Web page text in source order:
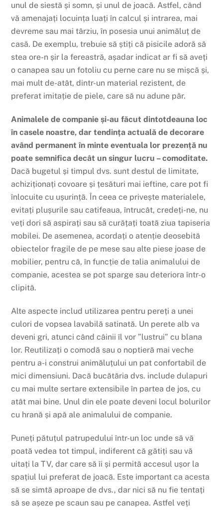
unul de siestă și somn, și unul de joacă. Astfel, când
vă amenajați locuința luați în calcul și intrarea, mai
devreme sau mai târziu, în posesia unui animăluț de
casă. De exemplu, trebuie să știți că pisicile adoră să
stea ore-n șir la fereastră, așadar indicat ar fi să aveți
o canapea sau un fotoliu cu perne care nu se mișcă și,
mai mult de-atât, dintr-un material rezistent, de
preferat imitație de piele, care să nu adune păr.
Animalele de companie și-au făcut dintotdeauna loc
în casele noastre, dar tendința actuală de decorare
având permanent în minte eventuala lor prezență nu
poate semnifica decât un singur lucru – comoditate.
Dacă bugetul și timpul dvs. sunt destul de limitate,
achiziționați covoare și țesături mai ieftine, care pot fi
înlocuite cu ușurință. În ceea ce privește materialele,
evitați plușurile sau catifeaua, întrucât, credeți-ne, nu
veți dori să aspirați sau să curățați toată ziua tapiseria
mobilei. De asemenea, acordați o atenție deosebită
obiectelor fragile de pe mese sau alte piese joase de
mobilier, pentru că, în funcție de talia animalului de
companie, acestea se pot sparge sau deteriora într-o
clipită.
Alte aspecte includ utilizarea pentru pereți a unei
culori de vopsea lavabilă satinată. Un perete alb va
deveni gri, atunci când câinii îl vor ”lustrui” cu blana
lor. Reutilizați o comodă sau o noptieră mai veche
pentru a-i construi animăluțului un pat confortabil de
mici dimensiuni. Dacă bucătăria dvs. include dulapuri
cu mai multe sertare extensibile în partea de jos, cu
atât mai bine. Unul din ele poate deveni locul bolurilor
cu hrană și apă ale animalului de companie.
Puneți pătuțul patrupedului într-un loc unde să vă
poată vedea tot timpul, indiferent că gătiți sau vă
uitați la TV, dar care să îi și permită accesul ușor la
spațiul lui preferat de joacă. Este important ca acesta
să se simtă aproape de dvs., dar nici să nu fie tentați
să se așeze pe scaun sau pe canapea. Astfel veți